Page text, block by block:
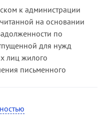
присоединения и
системами
водоснабжения.
материалы
жалобе
законности
к администрации
на основании
по
для нужд
лиц жилого
письменного
апелляционной